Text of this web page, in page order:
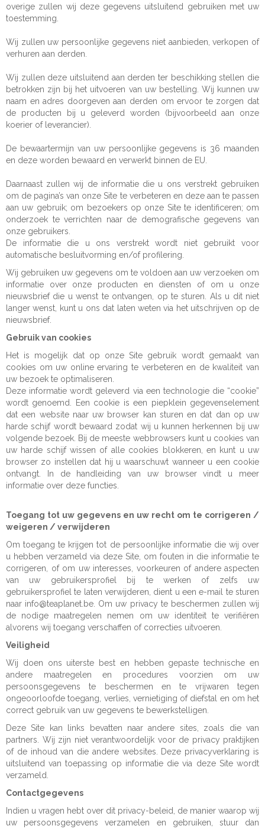
overige zullen wij deze gegevens uitsluitend gebruiken met uw
toestemming.
Wij zullen uw persoonlijke gegevens niet aanbieden, verkopen of
verhuren aan derden.
Wij zullen deze uitsluitend aan derden ter beschikking stellen die
betrokken zijn bij het uitvoeren van uw bestelling. Wij kunnen uw
naam en adres doorgeven aan derden om ervoor te zorgen dat
de producten bij u geleverd worden (bijvoorbeeld aan onze
koerier of leverancier).
De bewaartermijn van uw persoonlijke gegevens is 36 maanden
en deze worden bewaard en verwerkt binnen de EU.
Daarnaast zullen wij de informatie die u ons verstrekt gebruiken
om de pagina’s van onze Site te verbeteren en deze aan te passen
aan uw gebruik; om bezoekers op onze Site te identificeren; om
onderzoek te verrichten naar de demografische gegevens van
onze gebruikers.
De informatie die u ons verstrekt wordt niet gebruikt voor
automatische besluitvorming en/of profilering.
Wij gebruiken uw gegevens om te voldoen aan uw verzoeken om
informatie over onze producten en diensten of om u onze
nieuwsbrief die u wenst te ontvangen, op te sturen. Als u dit niet
langer wenst, kunt u ons dat laten weten via het uitschrijven op de
nieuwsbrief.
Gebruik van cookies
Het is mogelijk dat op onze Site gebruik wordt gemaakt van
cookies om uw online ervaring te verbeteren en de kwaliteit van
uw bezoek te optimaliseren.
Deze informatie wordt geleverd via een technologie die “cookie”
wordt genoemd. Een cookie is een piepklein gegevenselement
dat een website naar uw browser kan sturen en dat dan op uw
harde schijf wordt bewaard zodat wij u kunnen herkennen bij uw
volgende bezoek. Bij de meeste webbrowsers kunt u cookies van
uw harde schijf wissen of alle cookies blokkeren, en kunt u uw
browser zo instellen dat hij u waarschuwt wanneer u een cookie
ontvangt. In de handleiding van uw browser vindt u meer
informatie over deze functies.
Toegang tot uw gegevens en uw recht om te corrigeren /
weigeren / verwijderen
Om toegang te krijgen tot de persoonlijke informatie die wij over
u hebben verzameld via deze Site, om fouten in die informatie te
corrigeren, of om uw interesses, voorkeuren of andere aspecten
van uw gebruikersprofiel bij te werken of zelfs uw
gebruikersprofiel te laten verwijderen, dient u een e-mail te sturen
naar info@teaplanet.be. Om uw privacy te beschermen zullen wij
de nodige maatregelen nemen om uw identiteit te verifiëren
alvorens wij toegang verschaffen of correcties uitvoeren.
Veiligheid
Wij doen ons uiterste best en hebben gepaste technische en
andere maatregelen en procedures voorzien om uw
persoonsgegevens te beschermen en te vrijwaren tegen
ongeoorloofde toegang, verlies, vernietiging of diefstal en om het
correct gebruik van uw gegevens te bewerkstelligen.
Deze Site kan links bevatten naar andere sites, zoals die van
partners. Wij zijn niet verantwoordelijk voor de privacy praktijken
of de inhoud van die andere websites. Deze privacyverklaring is
uitsluitend van toepassing op informatie die via deze Site wordt
verzameld.
Contactgegevens
Indien u vragen hebt over dit privacy-beleid, de manier waarop wij
uw persoonsgegevens verzamelen en gebruiken, stuur dan